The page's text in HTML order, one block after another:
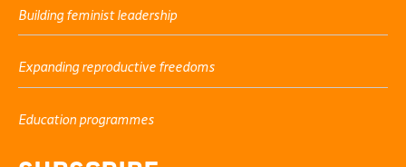
Building feminist leadership
Expanding reproductive freedoms
Education programmes